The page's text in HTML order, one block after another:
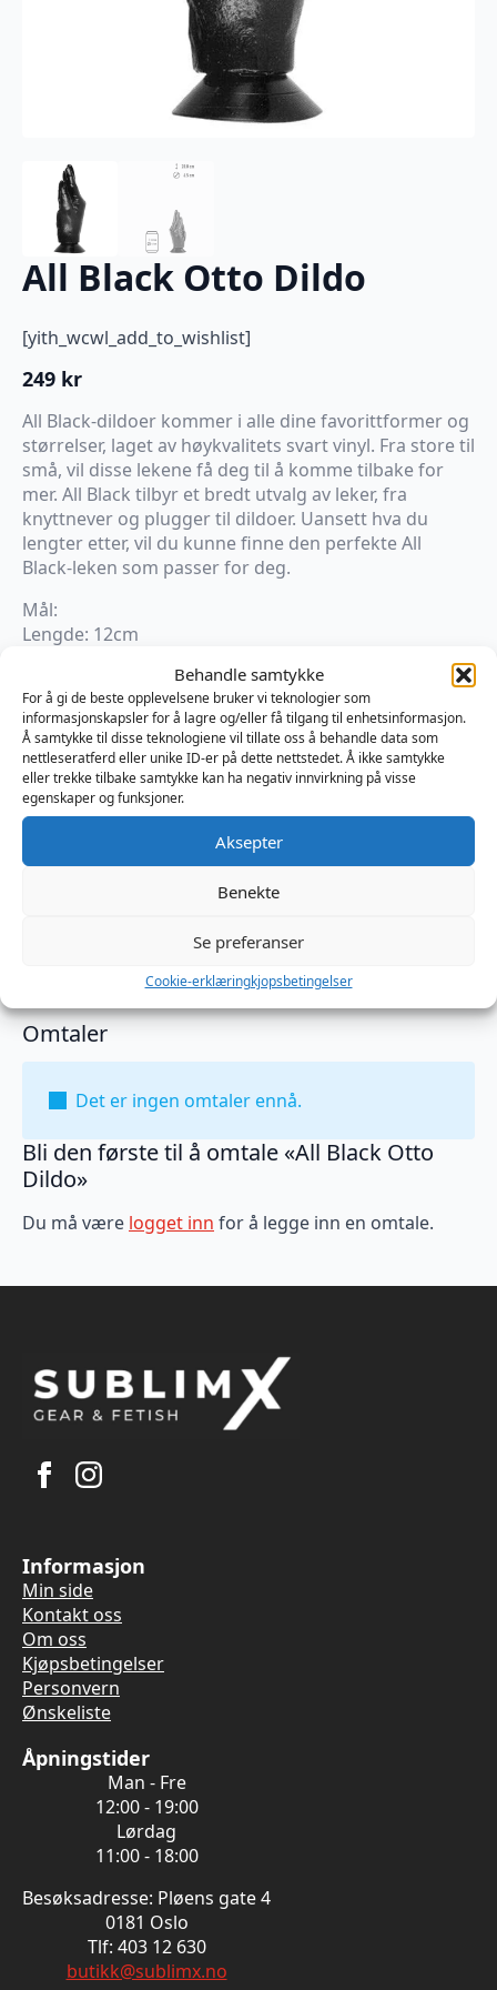
Behandle samtykke
For å gi de beste opplevelsene bruker vi teknologier som
informasjonskapsler for å lagre og/eller få tilgang til enhetsinformasjon.
Å samtykke til disse teknologiene vil tillate oss å behandle data som
nettleseratferd eller unike ID-er på dette nettstedet. Å ikke samtykke
eller trekke tilbake samtykke kan ha negativ innvirkning på visse
egenskaper og funksjoner.
Aksepter
Benekte
Se preferanser
Cookie-erklæringkjopsbetingelser
All Black Otto Dildo
[yith_wcwl_add_to_wishlist]
249 kr
All Black-dildoer kommer i alle dine favorittformer og
størrelser, laget av høykvalitets svart vinyl. Fra store til
små, vil disse lekene få deg til å komme tilbake for
mer. All Black tilbyr et bredt utvalg av leker, fra
knyttnever og plugger til dildoer. Uansett hva du
lengter etter, vil du kunne finne den perfekte All
Black-leken som passer for deg.
Mål:
Lengde: 12cm
På lager
All
Black
Otto
Dildo
antall
Legg I Handlekurv
Produktnummer:
Sexleketøy
Brand:All Black
Omtaler
Det er ingen omtaler ennå.
Bli den første til å omtale «All Black Otto
Dildo»
Du må være logget inn for å legge inn en omtale.
Informasjon
Min side
Kontakt oss
Om oss
Kjøpsbetingelser
Personvern
Ønskeliste
Åpningstider
Man - Fre
12:00 - 19:00
Lørdag
11:00 - 18:00
Besøksadresse: Pløens gate 4
0181 Oslo
Tlf: 403 12 630
butikk@sublimx.no